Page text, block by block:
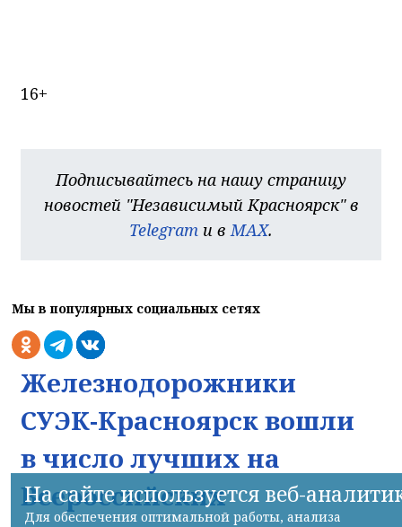
16+
Подписывайтесь на нашу страницу
новостей "Независимый Красноярск" в
Telegram и вMAX.
Мы в популярных социальных сетях
Железнодорожники
СУЭК-Красноярск вошли
в число лучших на
Всероссийских
На сайте используется веб-
Для обеспечения оптимальной работы, анализа